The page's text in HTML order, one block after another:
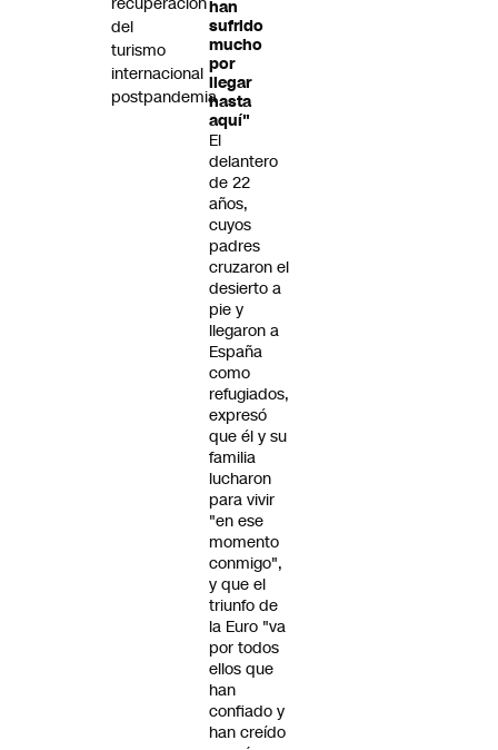
han
sufrido
mucho
por
llegar
hasta
aquí"
El
delantero
de 22
años,
cuyos
padres
cruzaron el
desierto a
pie y
llegaron a
España
como
refugiados,
expresó
que él y su
familia
lucharon
para vivir
"en ese
momento
conmigo",
y que el
triunfo de
la Euro "va
por todos
ellos que
han
confiado y
han creído
del
turismo
internacional
postpandemia